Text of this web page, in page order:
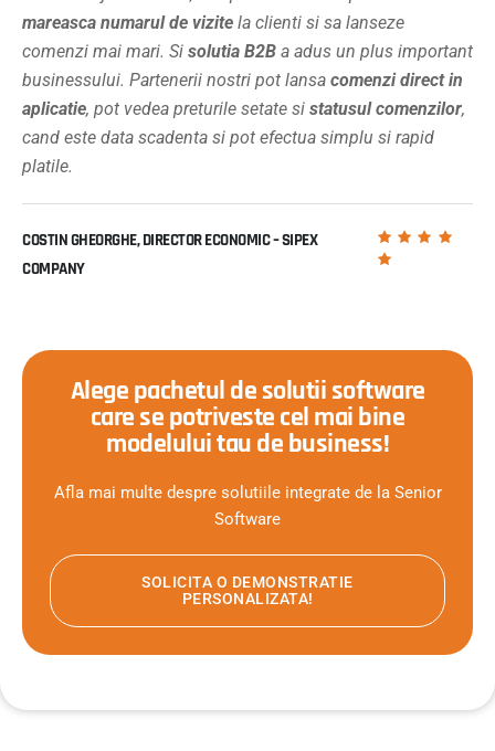
mareasca numarul de vizite la clienti si sa lanseze
comenzi mai mari. Si solutia B2B a adus un plus important
businessului. Partenerii nostri pot lansa comenzi direct in
aplicatie, pot vedea preturile setate si statusul comenzilor,
cand este data scadenta si pot efectua simplu si rapid
platile.
COSTIN GHEORGHE, DIRECTOR ECONOMIC – SIPEX
COMPANY
Alege pachetul de solutii software
care se potriveste cel mai bine
modelului tau de business!
Afla mai multe despre solutiile integrate de la Senior
Software
SOLICITA O DEMONSTRATIE
PERSONALIZATA!